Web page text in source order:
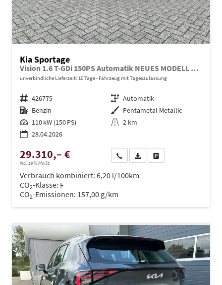
Kia Sportage
Vision 1.6 T-GDi 150PS Automatik NEUES MODELL MY26 FACELIFT Sitzheizung Lenkradheizung Klimaautomatik Navi Bluetooth Touchscreen Apple CarPlay Android Auto PDC v+h 17"LM Rückf.Kamera ACC 2x Keyless
unverbindliche Lieferzeit: 10 Tage Fahrzeug mit Tageszulassung
Fahrzeugnr. 426775 Getriebe Automatik
Kraftstoff Benzin Außenfarbe Pentametal Metallic
Leistung 110 kW (150 PS) Kilometerstand 2 km
28.04.2026
29.310,– €
incl. 19% MwSt.
Wir rufen Sie anPDF-Datei, Fahrzeugexposé
Verbrauch kombiniert: 6,20 l/100km
CO2-Klasse: F
CO2-Emissionen: 157,00 g/km